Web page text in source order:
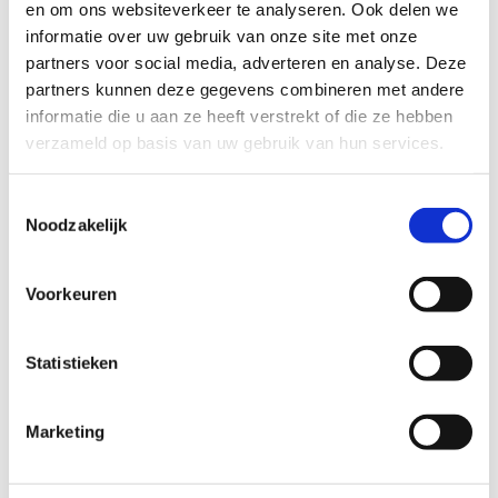
en om ons websiteverkeer te analyseren. Ook delen we
informatie over uw gebruik van onze site met onze
partners voor social media, adverteren en analyse. Deze
partners kunnen deze gegevens combineren met andere
informatie die u aan ze heeft verstrekt of die ze hebben
verzameld op basis van uw gebruik van hun services.
Noodzakelijk
Voorkeuren
Statistieken
Marketing
therapeut eclectisch en holistisch werkt volgens
de richtlijnen.
Na de middelbare school heb ik de opleiding voor
verpleegkundige gevolgd (BIG geregistreerd). Naast mijn
meer belangstelling om op een andere manier